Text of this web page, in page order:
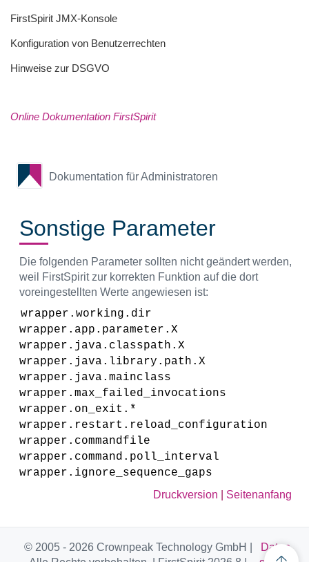
FirstSpirit JMX-Konsole
Konfiguration von Benutzerrechten
Hinweise zur DSGVO
Online Dokumentation FirstSpirit
Dokumentation für Administratoren
Sonstige Parameter
Die folgenden Parameter sollten nicht geändert werden,
weil FirstSpirit zur korrekten Funktion auf die dort
voreingestellten Werte angewiesen ist:
wrapper.working.dir
wrapper.app.parameter.X
wrapper.java.classpath.X
wrapper.java.library.path.X
wrapper.java.mainclass
wrapper.max_failed_invocations
wrapper.on_exit.*
wrapper.restart.reload_configuration
wrapper.commandfile
wrapper.command.poll_interval
wrapper.ignore_sequence_gaps
Druckversion Seitenanfang
© 2005 - 2026 Crownpeak Technology GmbH |
Daten